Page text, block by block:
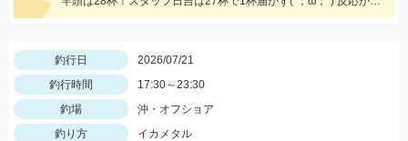
釣行日
2026/07/21
釣行時間
17:30～23:30
釣場
沖・オフショア
釣り方
イカメタル